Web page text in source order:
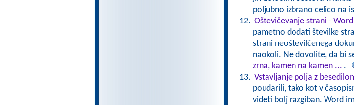
poljubno izbrano celico na
Oštevičevanje strani - Word
pametno dodati številke
strani neoštevilčenega
naokoli. Ne dovolite, da bi
zrna, kamen na kamen ... .
Vstavljanje polja z
poudarili, tako kot v
videti bolj razgiban. Word